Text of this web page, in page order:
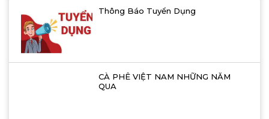
Thông Báo Tuyển Dụng
CÀ PHÊ VIỆT NAM NHỮNG NĂM
QUA